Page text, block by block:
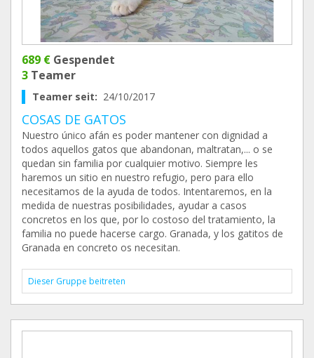
689 € Gespendet
3 Teamer
Teamer seit: 24/10/2017
COSAS DE GATOS
Nuestro único afán es poder mantener con dignidad a
todos aquellos gatos que abandonan, maltratan,... o se
quedan sin familia por cualquier motivo. Siempre les
haremos un sitio en nuestro refugio, pero para ello
necesitamos de la ayuda de todos. Intentaremos, en la
medida de nuestras posibilidades, ayudar a casos
concretos en los que, por lo costoso del tratamiento, la
familia no puede hacerse cargo. Granada, y los gatitos de
Granada en concreto os necesitan.
Dieser Gruppe beitreten